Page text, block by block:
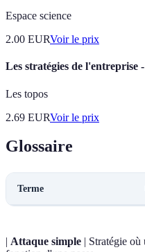
Espace science
2.00 EURVoir le prix
Les stratégies de l'entreprise
Les topos
2.69 EURVoir le prix
Glossaire
Terme
Attaque simple | Stratégie